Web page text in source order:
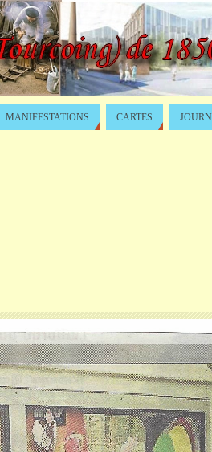
MANIFESTATIONS CARTES